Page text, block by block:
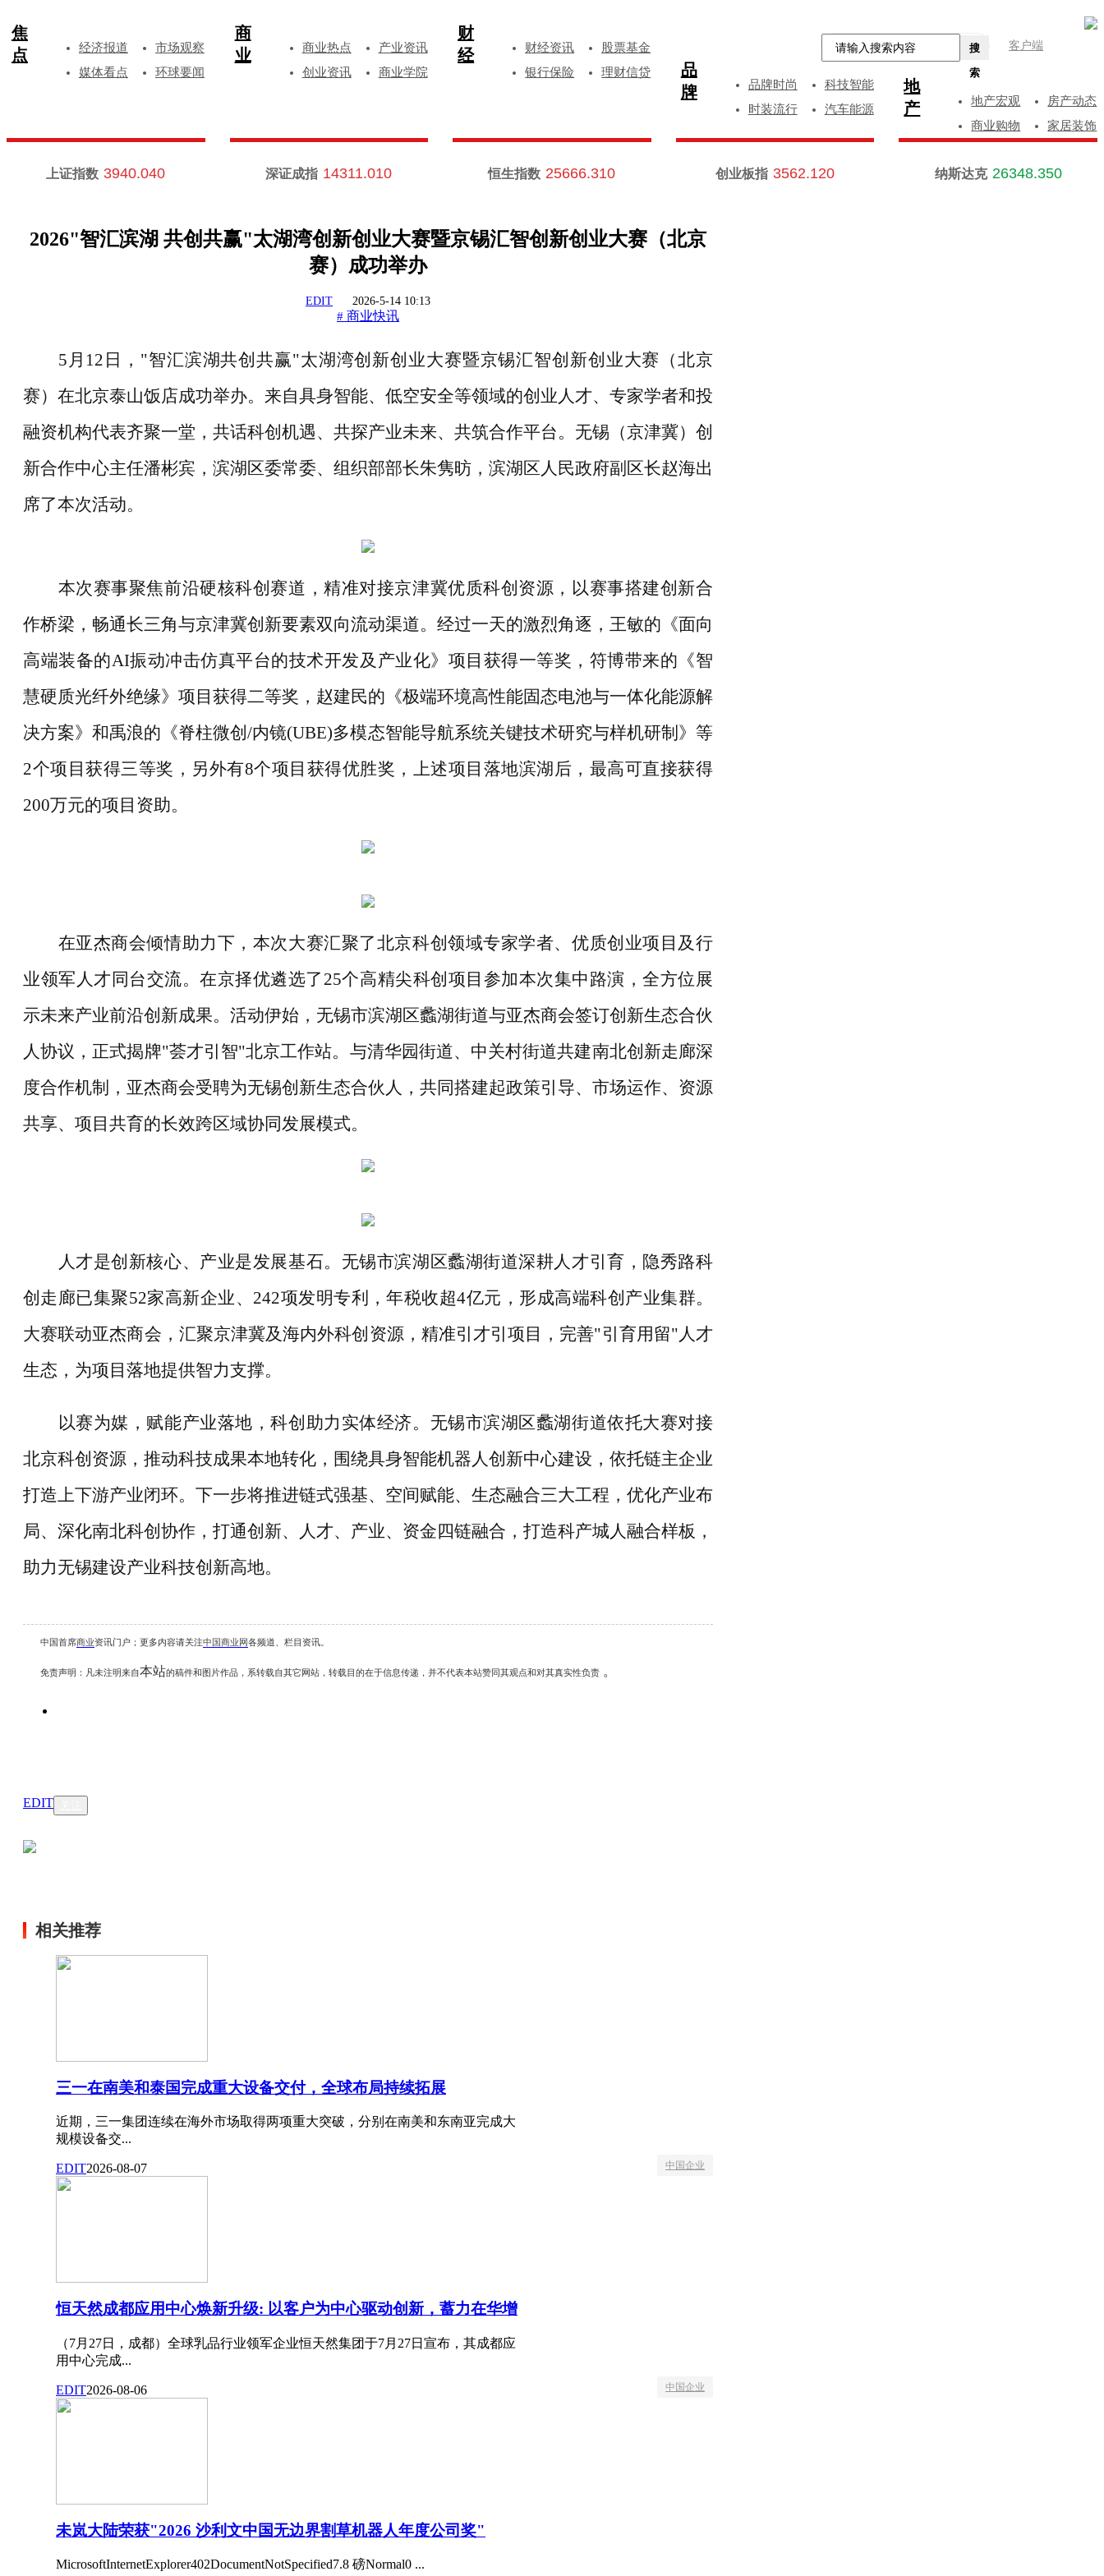
客户端
搜
索
焦
点
经济报道
市场观察
媒体看点
环球要闻
商
业
商业热点
产业资讯
创业资讯
商业学院
财
经
财经资讯
股票基金
银行保险
理财信贷
品
牌
品牌时尚
科技智能
时装流行
汽车能源
地
产
地产宏观
房产动态
商业购物
家居装饰
上证指数 3940.040 深证成指 14311.010 恒生指数 25666.310 创业板指 3562.120 纳斯达克 26348.350
2026"智汇滨湖 共创共赢"太湖湾创新创业大赛暨京锡汇智创新创业大赛（北京
赛）成功举办
EDIT 2026-5-14 10:13
# 商业快讯
5月12日，"智汇滨湖共创共赢"太湖湾创新创业大赛暨京锡汇智创新创业大赛（北京
赛）在北京泰山饭店成功举办。来自具身智能、低空安全等领域的创业人才、专家学者和投
融资机构代表齐聚一堂，共话科创机遇、共探产业未来、共筑合作平台。无锡（京津冀）创
新合作中心主任潘彬宾，滨湖区委常委、组织部部长朱隽昉，滨湖区人民政府副区长赵海出
席了本次活动。
本次赛事聚焦前沿硬核科创赛道，精准对接京津冀优质科创资源，以赛事搭建创新合
作桥梁，畅通长三角与京津冀创新要素双向流动渠道。经过一天的激烈角逐，王敏的《面向
高端装备的AI振动冲击仿真平台的技术开发及产业化》项目获得一等奖，符博带来的《智
慧硬质光纤外绝缘》项目获得二等奖，赵建民的《极端环境高性能固态电池与一体化能源解
决方案》和禹浪的《脊柱微创/内镜(UBE)多模态智能导航系统关键技术研究与样机研制》等
2个项目获得三等奖，另外有8个项目获得优胜奖，上述项目落地滨湖后，最高可直接获得
200万元的项目资助。
在亚杰商会倾情助力下，本次大赛汇聚了北京科创领域专家学者、优质创业项目及行
业领军人才同台交流。在京择优遴选了 25个高精尖科创项目参加本次集中路演，全方位展
示未来产业前沿创新成果。活动伊始，无锡市滨湖区蠡湖街道与亚杰商会签订创新生态合伙
人协议，正式揭牌"荟才引智"北京工作站。与清华园街道、中关村街道共建南北创新走廊深
度合作机制，亚杰商会受聘为无锡创新生态合伙人，共同搭建起政策引导、市场运作、资源
共享、项目共育的长效跨区域协同发展模式。
人才是创新核心、产业是发展基石。无锡市滨湖区蠡湖街道深耕人才引育，隐秀路科
创走廊已集聚52家高新企业、242项发明专利，年税收超4亿元，形成高端科创产业集群。
大赛联动亚杰商会，汇聚京津冀及海内外科创资源，精准引才引项目，完善"引育用留"人才
生态，为项目落地提供智力支撑。
以赛为媒，赋能产业落地，科创助力实体经济。无锡市滨湖区蠡湖街道依托大赛对接
北京科创资源，推动科技成果本地转化，围绕具身智能机器人创新中心建设，依托链主企业
打造上下游产业闭环。下一步将推进链式强基、空间赋能、生态融合三大工程，优化产业布
局、深化南北科创协作，打通创新、人才、产业、资金四链融合，打造科产城人融合样板，
助力无锡建设产业科技创新高地。
中国首席商业资讯门户；更多内容请关注中国商业网各频道、栏目资讯
免责声明：凡未注明来自本站的稿件和图片作品，系转载自其它网站，转载目的在于信息传递，并不代表本站赞同其观点和对其真实性负责 。
EDIT
相关推荐
三一在南美和泰国完成重大设备交付，全球布局持续拓展
近期，三一集团连续在海外市场取得两项重大突破，分别在南美和东南亚完成大
规模设备交...
EDIT2026-08-07 中国企业
恒天然成都应用中心焕新升级: 以客户为中心驱动创新，蓄力在华增
（7月27日，成都）全球乳品行业领军企业恒天然集团于7月27日宣布，其成都应
用中心完成...
EDIT2026-08-06 中国企业
未岚大陆荣获"2026 沙利文中国无边界割草机器人年度公司奖"
MicrosoftInternetExplorer402DocumentNotSpecified7.8 磅Normal0 ...